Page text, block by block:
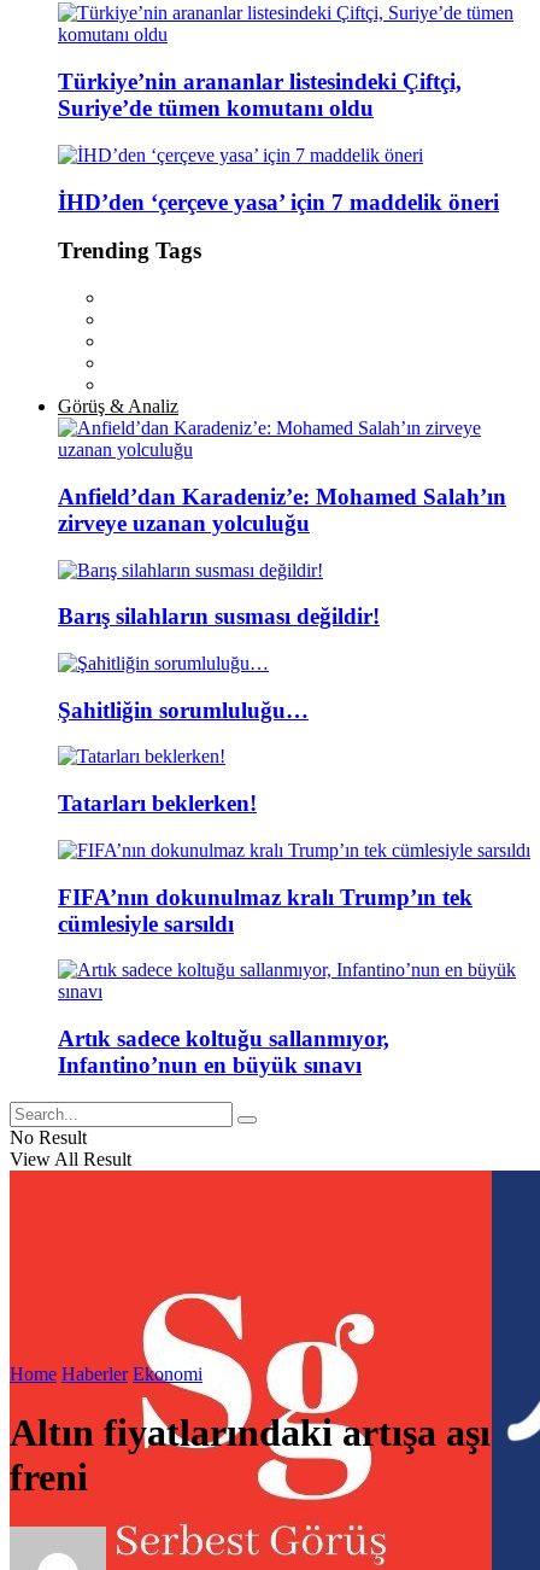
Türkiye’nin arananlar listesindeki Çiftçi,
Suriye’de tümen komutanı oldu
İHD’den ‘çerçeve yasa’ için 7 maddelik öneri
Trending Tags
Görüş & Analiz
Anfield’dan Karadeniz’e: Mohamed Salah’ın
zirveye uzanan yolculuğu
Barış silahların susması değildir!
Şahitliğin sorumluluğu…
Tatarları beklerken!
FIFA’nın dokunulmaz kralı Trump’ın tek
cümlesiyle sarsıldı
Artık sadece koltuğu sallanmıyor,
Infantino’nun en büyük sınavı
No Result
View All Result
Home Haberler Ekonomi
Altın fiyatlarındaki artışa aşı
freni